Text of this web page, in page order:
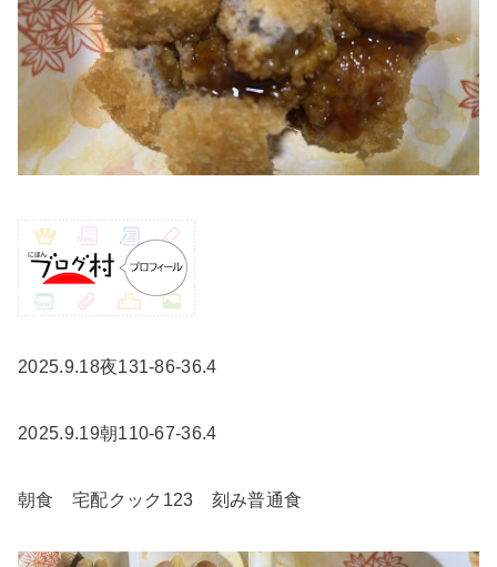
2025.9.18夜131-86-36.4
2025.9.19朝110-67-36.4
朝食 宅配クック123 刻み普通食